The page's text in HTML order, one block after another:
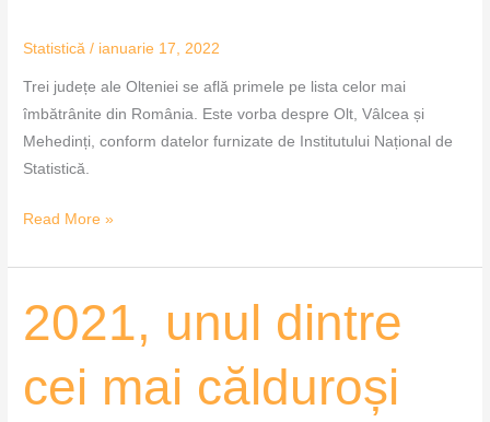
Statistică / ianuarie 17, 2022
Trei județe ale Olteniei se află primele pe lista celor mai
îmbătrânite din România. Este vorba despre Olt, Vâlcea și
Mehedinți, conform datelor furnizate de Institutului Național de
Statistică.
Read More »
2021, unul dintre
cei mai călduroși
2021,
unul
cei